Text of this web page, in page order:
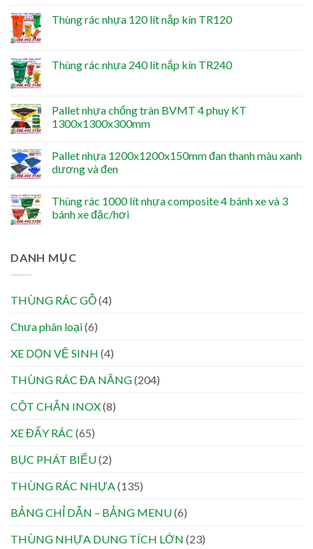
Thùng rác nhựa 120 lít nắp kín TR120
Thùng rác nhựa 240 lít nắp kín TR240
Pallet nhựa chống tràn BVMT 4 phuy KT
1300x1300x300mm
Pallet nhựa 1200x1200x150mm đan thanh màu xanh
dương và đen
Thùng rác 1000 lít nhựa composite 4 bánh xe và 3
bánh xe đặc/hơi
DANH MỤC
THÙNG RÁC GỖ(4)
Chưa phân loại(6)
XE DỌN VỆ SINH (4)
THÙNG RÁC ĐA NĂNG(204)
CỘT CHẮN INOX(8)
XE ĐẨY RÁC (65)
BỤC PHÁT BIỂU(2)
THÙNG RÁC NHỰA(135)
BẢNG CHỈ DẪN – BẢNG MENU(6)
THÙNG NHỰA DUNG TÍCH LỚN (23)